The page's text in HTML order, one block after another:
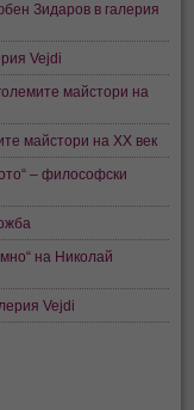
Зидаров в галерия
Vejdi
майстори на
майстори на ХХ век
– философски
на Николай
Vejdi